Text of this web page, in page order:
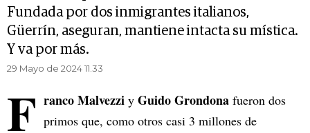
Fundada por dos inmigrantes italianos,
Güerrín, aseguran, mantiene intacta su mística.
Y va por más.
29 Mayo de 2024 11.33
F ranco Malvezzi y Guido Grondona fueron dos
primos que, como otros casi 3 millones de